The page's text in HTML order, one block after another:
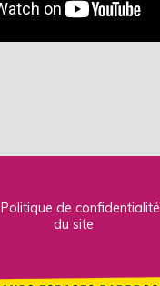
Politique de confidentialité
du site